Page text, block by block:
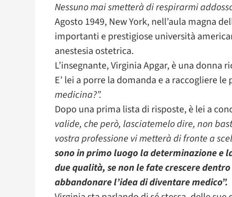
Nessuno mai smetterà di respirarmi
Agosto 1949, New York, nell’aula magna
importanti e prestigiose università
anestesia ostetrica.
L’insegnante, Virginia Apgar, è una donna
E’ lei a porre la domanda e a raccogliere le
medicina?”.
Dopo una prima lista di risposte, è lei a
valide, che però, lasciatemelo dire, non
vostra professione vi metterà di fronte a
sono in primo luogo la determinazione e
due qualità, se non le fate crescere
abbandonare l’idea di diventare medico”.